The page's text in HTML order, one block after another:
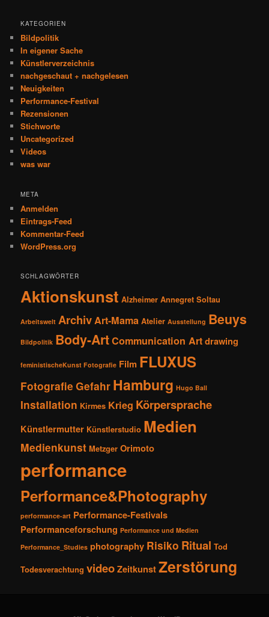
KATEGORIEN
Bildpolitik
In eigener Sache
Künstlerverzeichnis
nachgeschaut + nachgelesen
Neuigkeiten
Performance-Festival
Rezensionen
Stichworte
Uncategorized
Videos
was war
META
Anmelden
Eintrags-Feed
Kommentar-Feed
WordPress.org
SCHLAGWÖRTER
Aktionskunst Alzheimer Annegret Soltau
Arbeitswelt ArchivArt-Mama Atelier Ausstellung Beuys
Bildpolitik Body-ArtCommunication Artdrawing
feministischeKunst Fotografie Film FLUXUS
Fotografie Gefahr Hamburg Hugo Ball
Installation Kirmes Krieg Körpersprache
Künstlermutter Künstlerstudio Medien
Medienkunst Metzger Orimoto
performance
Performance&Photography
performance-art Performance-Festivals
Performanceforschung Performance und Medien
Performance_Studies photography Risiko Ritual Tod
Todesverachtung videoZeitkunstZerstörung